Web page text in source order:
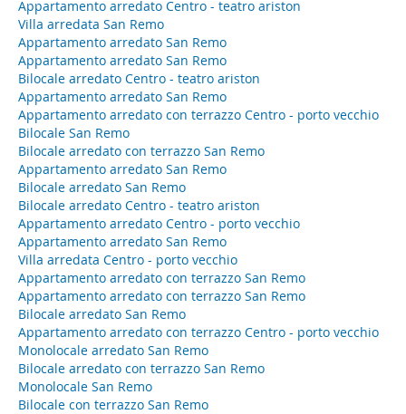
Appartamento arredato Centro - teatro ariston
Villa arredata San Remo
Appartamento arredato San Remo
Appartamento arredato San Remo
Bilocale arredato Centro - teatro ariston
Appartamento arredato San Remo
Appartamento arredato con terrazzo Centro - porto vecchio
Bilocale San Remo
Bilocale arredato con terrazzo San Remo
Appartamento arredato San Remo
Bilocale arredato San Remo
Bilocale arredato Centro - teatro ariston
Appartamento arredato Centro - porto vecchio
Appartamento arredato San Remo
Villa arredata Centro - porto vecchio
Appartamento arredato con terrazzo San Remo
Appartamento arredato con terrazzo San Remo
Bilocale arredato San Remo
Appartamento arredato con terrazzo Centro - porto vecchio
Monolocale arredato San Remo
Bilocale arredato con terrazzo San Remo
Monolocale San Remo
Bilocale con terrazzo San Remo